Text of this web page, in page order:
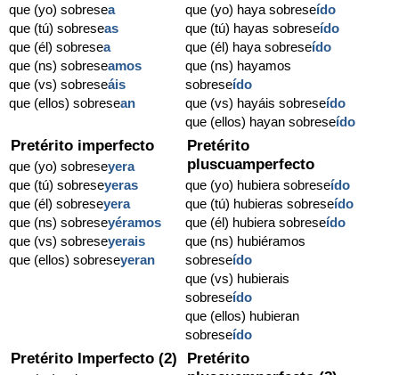
que (yo) sobresea
que (tú) sobreseas
que (él) sobresea
que (ns) sobreseamos
que (vs) sobreseáis
que (ellos) sobresean
que (yo) haya sobreseído
que (tú) hayas sobreseído
que (él) haya sobreseído
que (ns) hayamos
sobreseído
que (vs) hayáis sobreseído
que (ellos) hayan sobreseído
Pretérito imperfecto
que (yo) sobreseyera
que (tú) sobreseyeras
que (él) sobreseyera
que (ns) sobreseyéramos
que (vs) sobreseyerais
que (ellos) sobreseyeran
Pretérito
pluscuamperfecto
que (yo) hubiera sobreseído
que (tú) hubieras sobreseído
que (él) hubiera sobreseído
que (ns) hubiéramos
sobreseído
que (vs) hubierais
sobreseído
que (ellos) hubieran
sobreseído
Pretérito Imperfecto (2)
Pretérito